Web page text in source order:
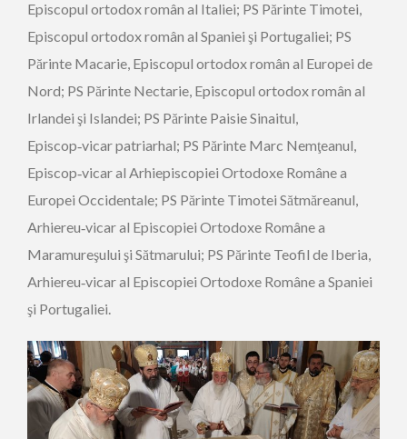
Episcopul ortodox român al Italiei; PS Părinte Timotei,
Episcopul ortodox român al Spaniei şi Portugaliei; PS
Părinte Macarie, Episcopul ortodox român al Europei de
Nord; PS Părinte Nectarie, Episcopul ortodox român al
Irlandei şi Islandei; PS Părinte Paisie Sinaitul,
Episcop‑vicar patriarhal; PS Părinte Marc Nemţeanul,
Episcop‑vicar al Arhiepiscopiei Ortodoxe Române a
Europei Occidentale; PS Părinte Timotei Sătmăreanul,
Arhiereu‑vicar al Episcopiei Ortodoxe Române a
Maramureşului şi Sătmarului; PS Părinte Teofil de Iberia,
Arhiereu‑vicar al Episcopiei Ortodoxe Române a Spaniei
şi Portugaliei.